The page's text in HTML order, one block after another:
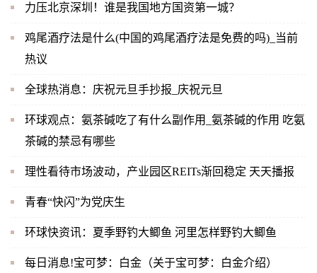
力压北京深圳！谁是我国地方国资第一城？
鸡尾酒疗法是什么(中国的鸡尾酒疗法是免费的吗)_当前
热议
全球热消息：庆祝元旦手抄报_庆祝元旦
环球观点：氨茶碱吃了有什么副作用_氨茶碱的作用 吃氨
茶碱的禁忌有哪些
理性看待市场波动，产业园区REITs渐回稳定 天天播报
青春“快闪”为党庆生
环球快资讯：夏季野钓大鲫鱼 河里怎样野钓大鲫鱼
每日消息!宝可梦：白金（关于宝可梦：白金介绍）